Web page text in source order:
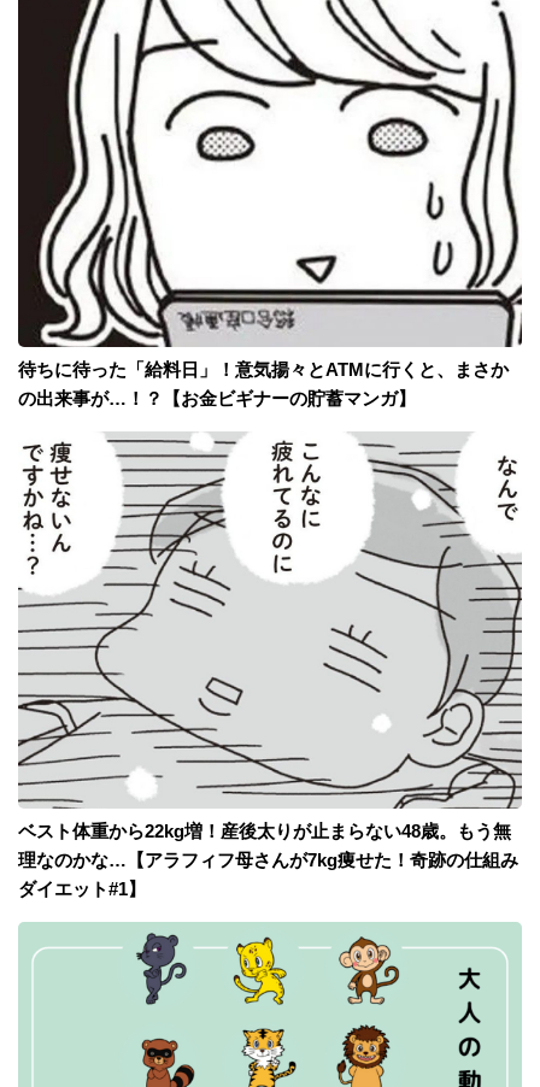
待ちに待った「給料日」！意気揚々とATMに行くと、まさか
の出来事が…！？【お金ビギナーの貯蓄マンガ】
ベスト体重から22kg増！産後太りが止まらない48歳。もう無
理なのかな…【アラフィフ母さんが7kg痩せた！奇跡の仕組み
ダイエット#1】